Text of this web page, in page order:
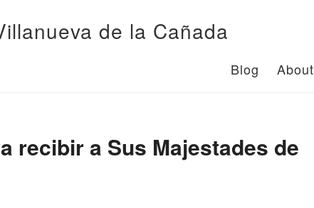
de la Cañada
Blog About
recibir a Sus Majestades de